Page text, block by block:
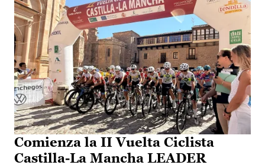
Comienza la II Vuelta Ciclista
Castilla-La Mancha LEADER